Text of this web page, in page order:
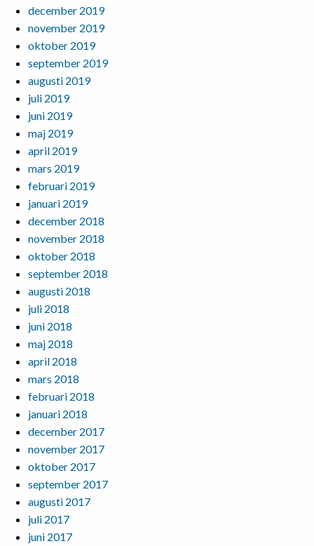
december 2019
november 2019
oktober 2019
september 2019
augusti 2019
juli 2019
juni 2019
maj 2019
april 2019
mars 2019
februari 2019
januari 2019
december 2018
november 2018
oktober 2018
september 2018
augusti 2018
juli 2018
juni 2018
maj 2018
april 2018
mars 2018
februari 2018
januari 2018
december 2017
november 2017
oktober 2017
september 2017
augusti 2017
juli 2017
juni 2017